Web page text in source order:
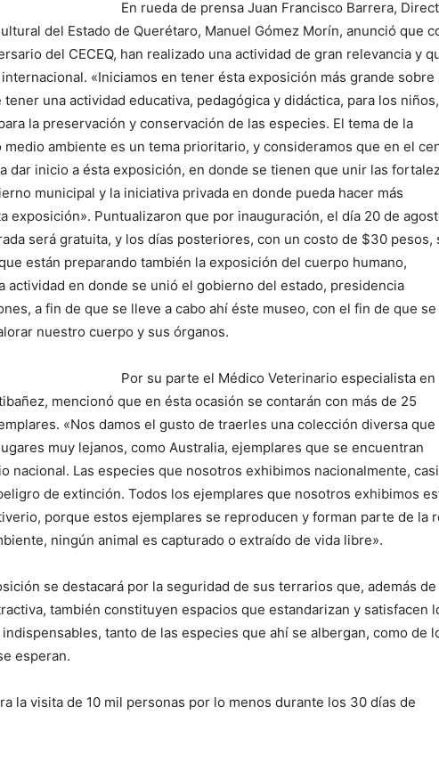
En rueda de prensa Juan Francisco Barrera,
del Estado de Querétaro, Manuel Gómez Morín, anunció que
del CECEQ, han realizado una actividad de gran relevancia y
«Iniciamos en tener ésta exposición más grande sobre
una actividad educativa, pedagógica y didáctica, para los niños,
la preservación y conservación de las especies. El tema de la
ambiente es un tema prioritario, y consideramos que en el
dar inicio a ésta exposición, en donde se tienen que unir las
municipal y la iniciativa privada en donde pueda hacer más
exposición». Puntualizaron que por inauguración, el día 20 de
será gratuita, y los días posteriores, con un costo de $30 pesos,
están preparando también la exposición del cuerpo humano,
actividad en donde se unió el gobierno del estado, presidencia
a fin de que se lleve a cabo ahí éste museo, con el fin de que se
nuestro cuerpo y sus órganos.
Por su parte el Médico Veterinario especialista en
mencionó que en ésta ocasión se contarán con más de 25
«Nos damos el gusto de traerles una colección diversa que
muy lejanos, como Australia, ejemplares que se encuentran
nacional. Las especies que nosotros exhibimos nacionalmente,
de extinción. Todos los ejemplares que nosotros exhibimos
porque estos ejemplares se reproducen y forman parte de la
ningún animal es capturado o extraído de vida libre».
se destacará por la seguridad de sus terrarios que, además de
también constituyen espacios que estandarizan y satisfacen
tanto de las especies que ahí se albergan, como de
esperan.
la visita de 10 mil personas por lo menos durante los 30 días de